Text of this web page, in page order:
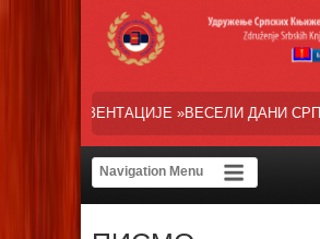
СРПСКЕ ДИЈАСПОРЕ« НАША